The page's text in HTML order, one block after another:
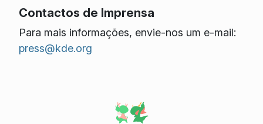
Contactos de Imprensa
Para mais informações, envie-nos um e-mail:
press@kde.org